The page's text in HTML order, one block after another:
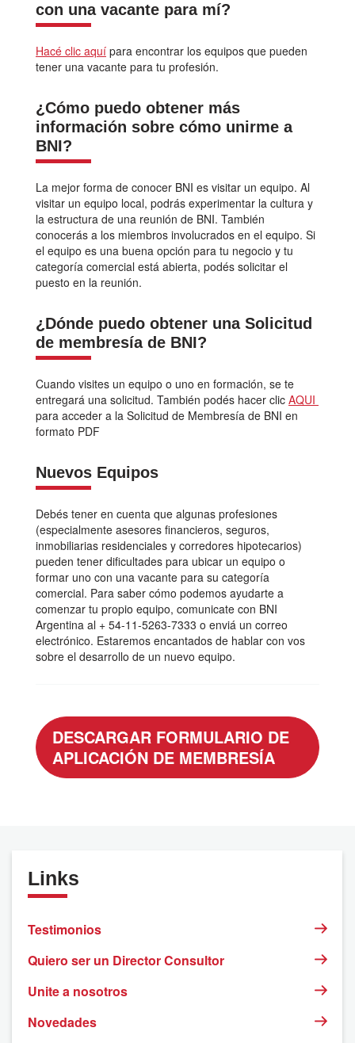
con una vacante para mí?
Hacé clic aquí para encontrar los equipos que pueden
tener una vacante para tu profesión.
¿Cómo puedo obtener más
información sobre cómo unirme a
BNI?
La mejor forma de conocer BNI es visitar un equipo. Al
visitar un equipo local, podrás experimentar la cultura y
la estructura de una reunión de BNI. También
conocerás a los miembros involucrados en el equipo. Si
el equipo es una buena opción para tu negocio y tu
categoría comercial está abierta, podés solicitar el
puesto en la reunión.
¿Dónde puedo obtener una Solicitud
de membresía de BNI?
Cuando visites un equipo o uno en formación, se te
entregará una solicitud. También podés hacer clic AQUI
para acceder a la Solicitud de Membresía de BNI en
formato PDF
Nuevos Equipos
Debés tener en cuenta que algunas profesiones
(especialmente asesores financieros, seguros,
inmobiliarias residenciales y corredores hipotecarios)
pueden tener dificultades para ubicar un equipo o
formar uno con una vacante para su categoría
comercial. Para saber cómo podemos ayudarte a
comenzar tu propio equipo, comunicate con BNI
Argentina al + 54-11-5263-7333 o enviá un correo
electrónico. Estaremos encantados de hablar con vos
sobre el desarrollo de un nuevo equipo.
DESCARGAR FORMULARIO DE
APLICACIÓN DE MEMBRESÍA
Links
Testimonios
Quiero ser un Director Consultor
Unite a nosotros
Novedades